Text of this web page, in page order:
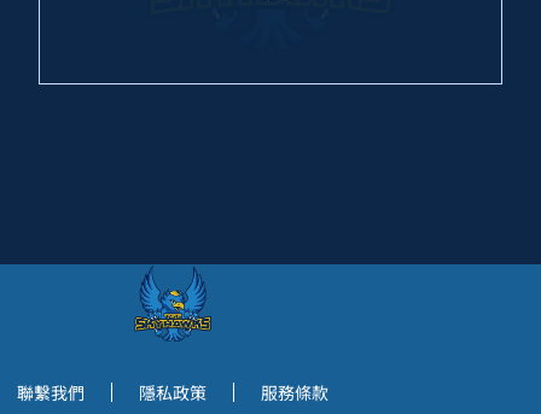
聯繫我們 隱私政策 服務條款